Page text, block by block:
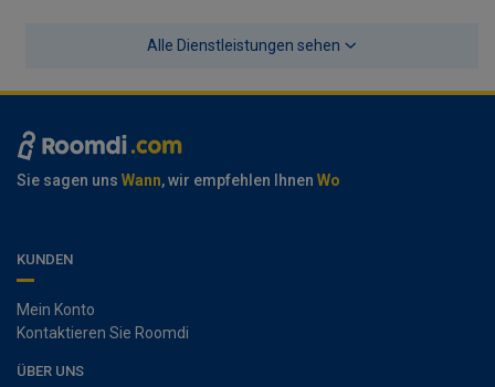
Alle Dienstleistungen sehen
Sie sagen uns Wann, wir empfehlen Ihnen Wo
KUNDEN
Mein Konto
Kontaktieren Sie Roomdi
ÜBER UNS